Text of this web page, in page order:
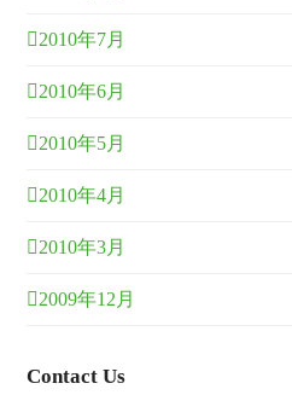
2010年7月
2010年6月
2010年5月
2010年4月
2010年3月
2009年12月
Contact Us